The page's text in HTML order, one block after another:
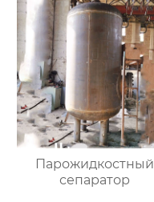
Парожидкостный
сепаратор